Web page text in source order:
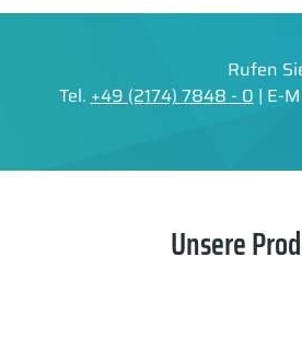
Rufen
Tel.+49 (2174) 7848 - 0| E-
Unsere